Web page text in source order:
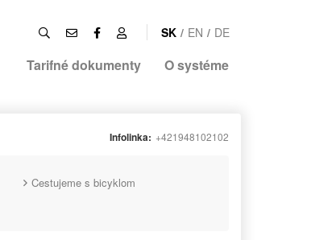
SK / EN / DE
Tarifné dokumenty O systéme
Infolinka: +421948102102
Cestujeme s bicyklom